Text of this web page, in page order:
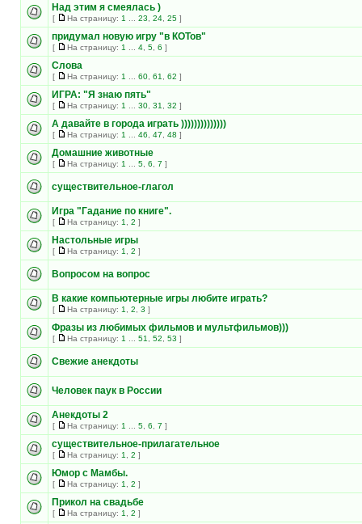
Над этим я смеялась )
[ На страницу: 1 23 24 25 ]
придумал новую игру "в КОТов"
[ На страницу: 1 4 5 6 ]
Слова
[ На страницу: 1 60 61 62 ]
ИГРА: "Я знаю пять"
[ На страницу: 1 30 31 32 ]
А давайте в города играть ))))))))))))))
[ На страницу: 1 46 47 48 ]
Домашние животные
[ На страницу: 1 5 6 7 ]
существительное-глагол
Игра "Гадание по книге".
[ На страницу: 1 2 ]
Настольные игры
[ На страницу: 1 2 ]
Вопросом на вопрос
В какие компьютерные игры любите играть?
[ На страницу: 1 2 3 ]
Фразы из любимых фильмов и мультфильмов)))
[ На страницу: 1 51 52 53 ]
Свежие анекдоты
Человек паук в России
Анекдоты 2
[ На страницу: 1 5 6 7 ]
существительное-прилагательное
[ На страницу: 1 2 ]
Юмор с Мамбы.
[ На страницу: 1 2 ]
Прикол на свадьбе
[ На страницу: 1 2 ]